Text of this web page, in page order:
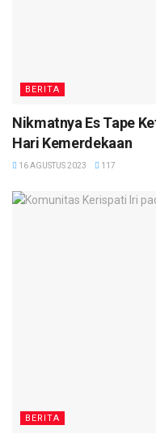
BERITA
Nikmatnya Es Tape
Hari Kemerdekaan
16 AGUSTUS 2023 117
BERITA